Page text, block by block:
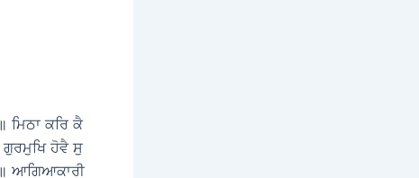
ਮਿਠਾ ਕਰਿ ਕੈ
ਹੋਵੈ ਸੁ
॥ ਆਗਿਆਕਾਰੀ